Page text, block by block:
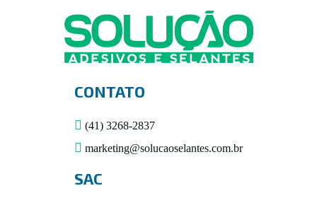
CONTATO
(41) 3268-2837
marketing@solucaoselantes.com.br
SAC